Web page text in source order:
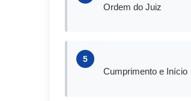
Ordem do Juiz
5
Cumprimento e Início